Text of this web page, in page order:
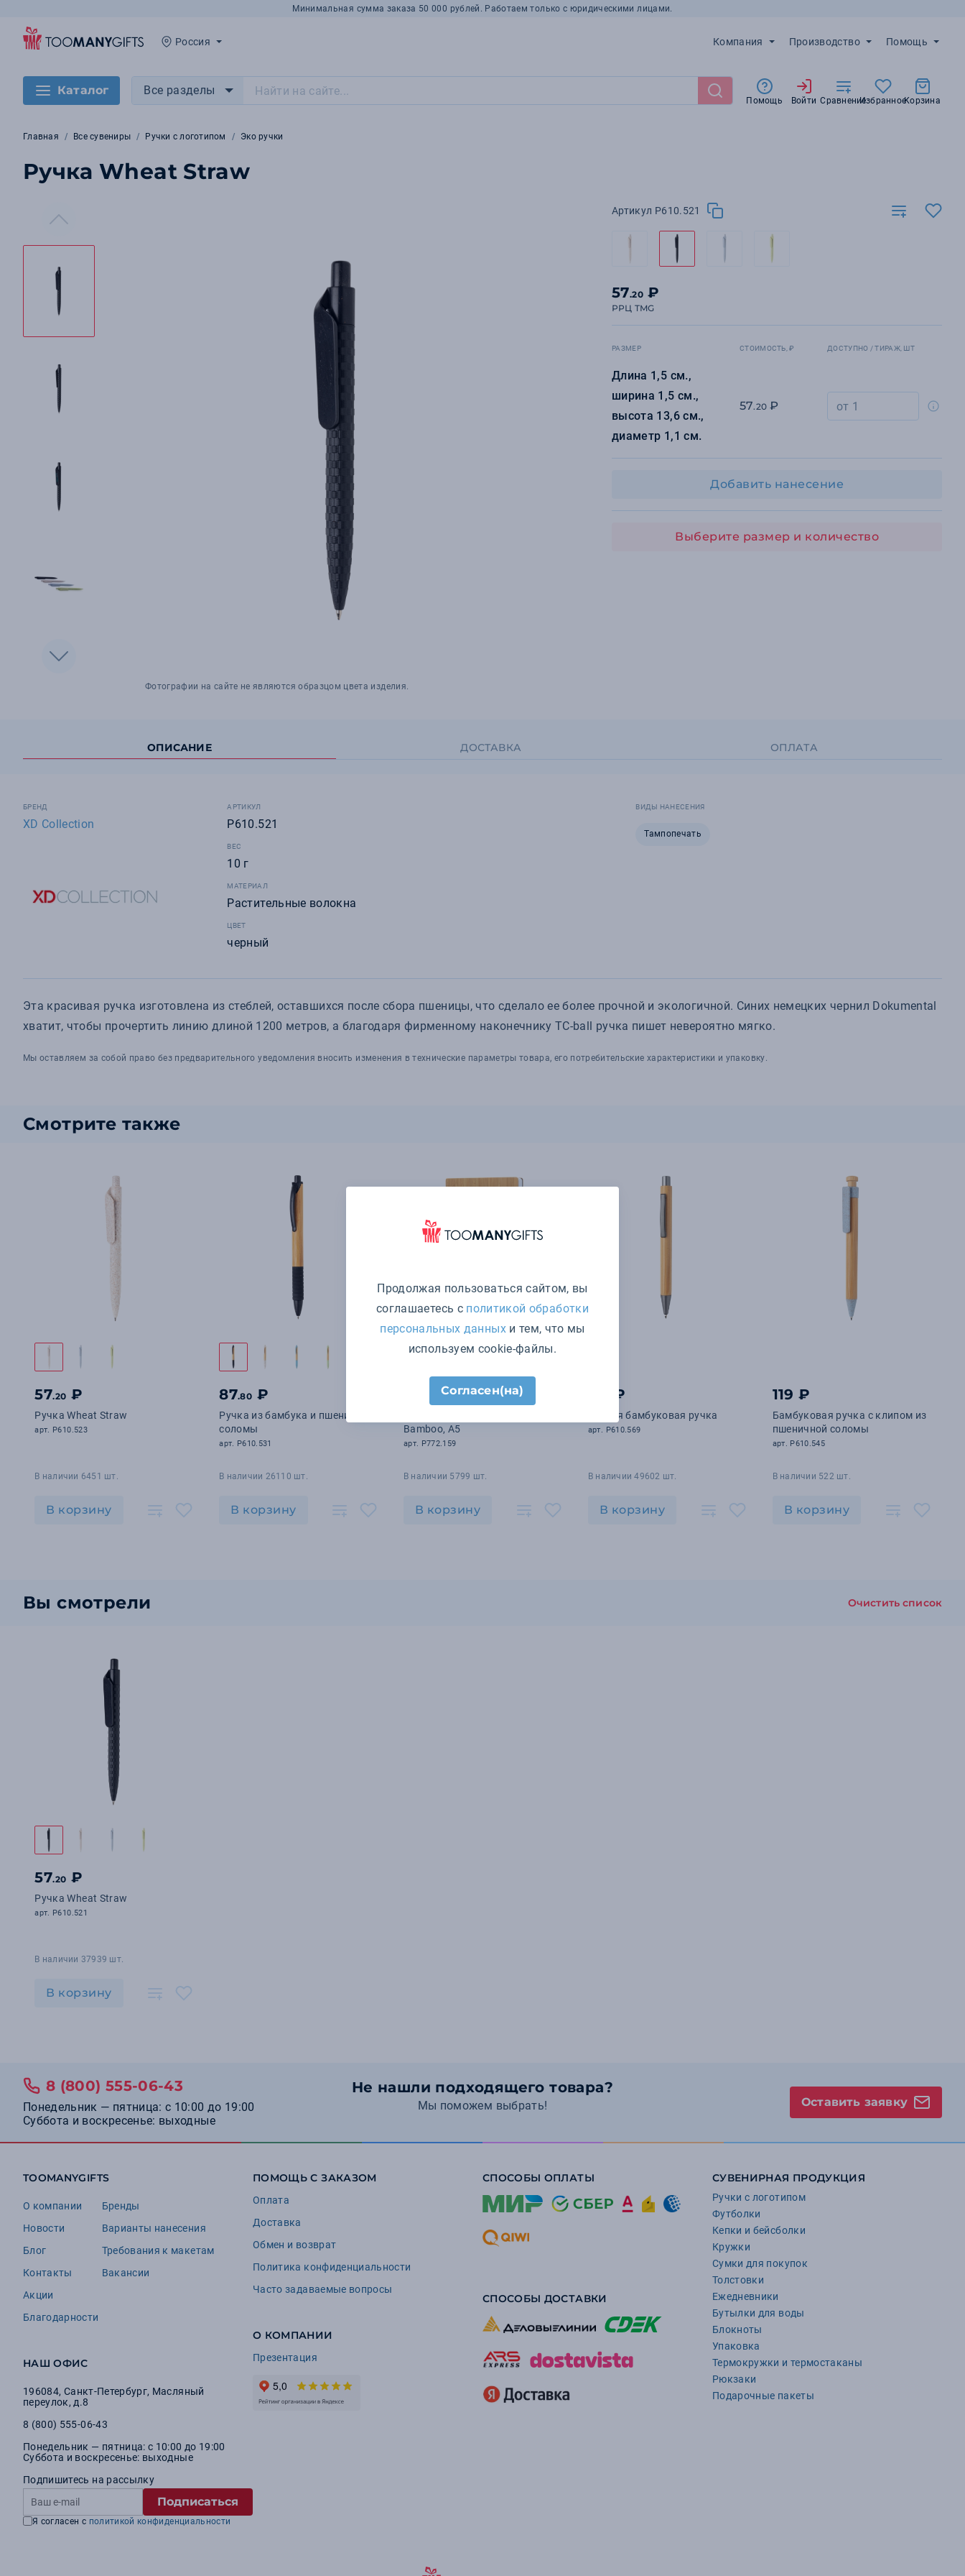
Минимальная сумма заказа 50 000 рублей. Работаем только с юридическими лицами.
Россия Компания Производство Помощь
Каталог Все разделы
Помощь Войти СравнениеИзбранноеКорзина
Главная Все сувениры Ручки с логотипом Эко ручки
Ручка Wheat Straw
Фотографии на сайте не являются образцом цвета изделия.
Артикул P610.521
57.20 ₽
РРЦ TMG
РАЗМЕР СТОИМОСТЬ, ₽ ДОСТУПНО / ТИРАЖ, ШТ
Длина 1,5 см.,
ширина 1,5 см.,
высота 13,6 см.,
диаметр 1,1 см.
57.20 ₽
Добавить нанесение
Выберите размер и количество
ОПИСАНИЕ ДОСТАВКА ОПЛАТА
БРЕНД
XD Collection
АРТИКУЛ
P610.521
ВЕС
10 г
МАТЕРИАЛ
Растительные волокна
ЦВЕТ
черный
ВИДЫ НАНЕСЕНИЯ
Тампопечать
Эта красивая ручка изготовлена из стеблей, оставшихся после сбора пшеницы, что сделало ее более прочной и экологичной. Синих немецких чернил Dokumental
хватит, чтобы прочертить линию длиной 1200 метров, а благодаря фирменному наконечнику TC-ball ручка пишет невероятно мягко.
Мы оставляем за собой право без предварительного уведомления вносить изменения в технические параметры товара, его потребительские характеристики и упаковку.
Смотрите также
57.20 ₽
Ручка Wheat Straw
арт. P610.523
В наличии 6451 шт.
В корзину
87.80 ₽
Ручка из бамбука и пшеничной
соломы
арт. P610.531
В наличии 26110 шт.
В корзину
1 311 ₽
Bamboo, А5
арт. P772.159
В наличии 5799 шт.
В корзину
119 ₽
Тонкая бамбуковая ручка
арт. P610.569
В наличии 49602 шт.
В корзину
119 ₽
Бамбуковая ручка с клипом из
пшеничной соломы
арт. P610.545
В наличии 522 шт.
В корзину
Вы смотрели Очистить список
57.20 ₽
Ручка Wheat Straw
арт. P610.521
В наличии 37939 шт.
В корзину
Не нашли подходящего товара?
Мы поможем выбрать!
8 (800) 555-06-43
Понедельник — пятница: с 10:00 до 19:00
Суббота и воскресенье: выходные
Оставить заявку
TOOMANYGIFTS
О компании
Новости
Блог
Контакты
Акции
Благодарности
Бренды
Варианты нанесения
Требования к макетам
Вакансии
НАШ ОФИС
196084, Санкт-Петербург, Масляный
переулок, д.8
8 (800) 555-06-43
Понедельник — пятница: с 10:00 до 19:00
Суббота и воскресенье: выходные
Подпишитесь на рассылку
Подписаться
Я согласен с политикой конфиденциальности
ПОМОЩЬ С ЗАКАЗОМ
Оплата
Доставка
Обмен и возврат
Политика конфиденциальности
Часто задаваемые вопросы
О КОМПАНИИ
Презентация
СПОСОБЫ ОПЛАТЫ
СПОСОБЫ ДОСТАВКИ
СУВЕНИРНАЯ ПРОДУКЦИЯ
Ручки с логотипом
Футболки
Кепки и бейсболки
Кружки
Сумки для покупок
Толстовки
Ежедневники
Бутылки для воды
Блокноты
Упаковка
Термокружки и термостаканы
Рюкзаки
Подарочные пакеты
Продолжая пользоваться сайтом, вы
соглашаетесь с политикой обработки
персональных данныхи тем, что мы
используем cookie-файлы.
Согласен(на)